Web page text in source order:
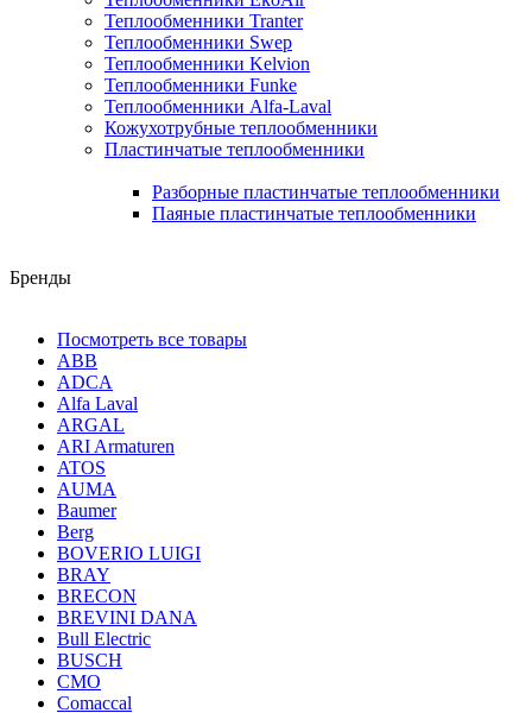
Теплообменники Tranter
Теплообменники Swep
Теплообменники Kelvion
Теплообменники Funke
Теплообменники Alfa-Laval
Кожухотрубные теплообменники
Пластинчатые теплообменники
Разборные пластинчатые теплообменники
Паяные пластинчатые теплообменники
Бренды
Посмотреть все товары
ABB
ADCA
Alfa Laval
ARGAL
ARI Armaturen
ATOS
AUMA
Baumer
Berg
BOVERIO LUIGI
BRAY
BRECON
BREVINI DANA
Bull Electric
BUSCH
CMO
Comaccal